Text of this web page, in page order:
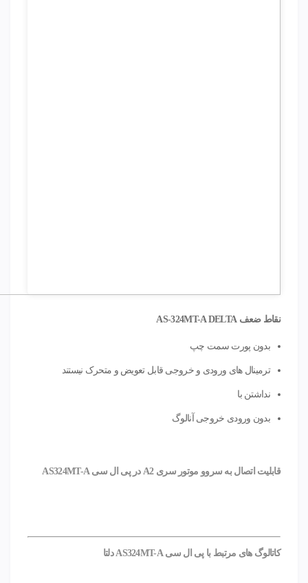
نقاط ضعفAS-324MT-A DELTA
بدون پورت سمت چپ
ترمینال های ورودی و خروجی قابل تعویض و متحرک نیستند
نداشتن با
بدون ورودی خروجی آنالوگ
قابلیت اتصال به سروو موتور سری A2 در پی ال سی AS324MT-A
کاتالوگ های مرتبط با پی ال سی AS324MT-A دلتا